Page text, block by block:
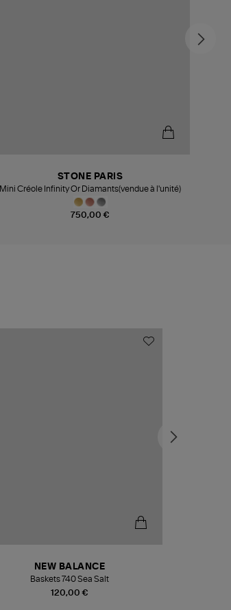
750,00 €
STONE PARIS
Mini Créole Infinity Or Diamants(vendue à l'unité)
120,00 €
NEW BALANCE
Baskets 740 Sea Salt